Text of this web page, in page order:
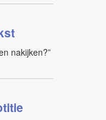
nakijken?”